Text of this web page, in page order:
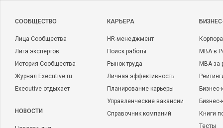
CООБЩЕСТВО
Лица Сообщества
Лига экспертов
История Сообщества
Журнал Executive.ru
Executive отдыхает
НОВОСТИ
КАРЬЕРА
HR-менеджмент
Поиск работы
Рынок труда
Личная эффективность
Планирование карьеры
Управленческие вакансии
Справочник компаний
MBA в
MBA
Бизнес-
Книги
Тесты